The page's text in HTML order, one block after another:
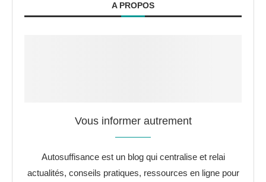
A PROPOS
Vous informer autrement
Autosuffisance est un blog qui centralise et relai
actualités, conseils pratiques, ressources en ligne pour